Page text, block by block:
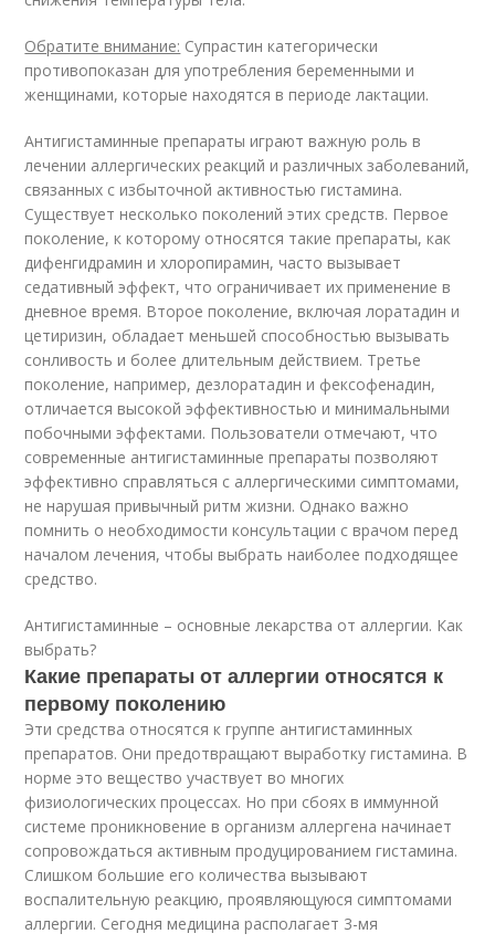
Обратите внимание: Супрастин категорически
противопоказан для употребления беременными и
женщинами, которые находятся в периоде лактации.
Антигистаминные препараты играют важную роль в
лечении аллергических реакций и различных заболеваний,
связанных с избыточной активностью гистамина.
Существует несколько поколений этих средств. Первое
поколение, к которому относятся такие препараты, как
дифенгидрамин и хлоропирамин, часто вызывает
седативный эффект, что ограничивает их применение в
дневное время. Второе поколение, включая лоратадин и
цетиризин, обладает меньшей способностью вызывать
сонливость и более длительным действием. Третье
поколение, например, дезлоратадин и фексофенадин,
отличается высокой эффективностью и минимальными
побочными эффектами. Пользователи отмечают, что
современные антигистаминные препараты позволяют
эффективно справляться с аллергическими симптомами,
не нарушая привычный ритм жизни. Однако важно
помнить о необходимости консультации с врачом перед
началом лечения, чтобы выбрать наиболее подходящее
средство.
Антигистаминные – основные лекарства от аллергии. Как
выбрать?
Какие препараты от аллергии относятся к
первому поколению
Эти средства относятся к группе антигистаминных
препаратов. Они предотвращают выработку гистамина. В
норме это вещество участвует во многих
физиологических процессах. Но при сбоях в иммунной
системе проникновение в организм аллергена начинает
сопровождаться активным продуцированием гистамина.
Слишком большие его количества вызывают
воспалительную реакцию, проявляющуюся симптомами
аллергии. Сегодня медицина располагает 3-мя